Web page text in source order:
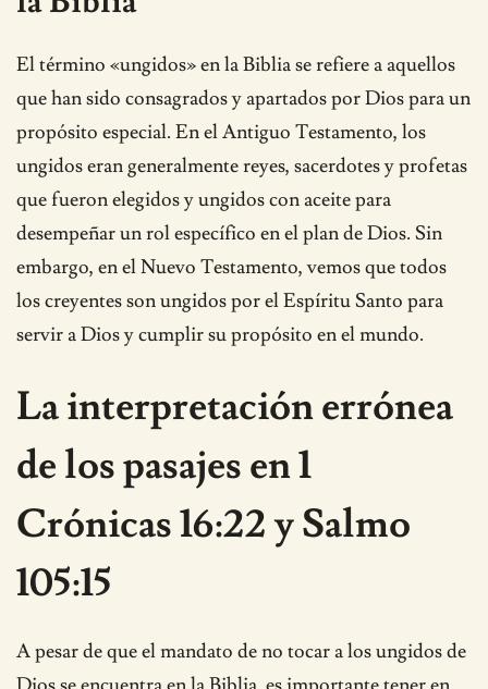
El término «ungidos» en la Biblia se refiere a aquellos
que han sido consagrados y apartados por Dios para un
propósito especial. En el Antiguo Testamento, los
ungidos eran generalmente reyes, sacerdotes y profetas
que fueron elegidos y ungidos con aceite para
desempeñar un rol específico en el plan de Dios. Sin
embargo, en el Nuevo Testamento, vemos que todos
los creyentes son ungidos por el Espíritu Santo para
servir a Dios y cumplir su propósito en el mundo.
La interpretación errónea
de los pasajes en 1
Crónicas 16:22 y Salmo
105:15
A pesar de que el mandato de no tocar a los ungidos de